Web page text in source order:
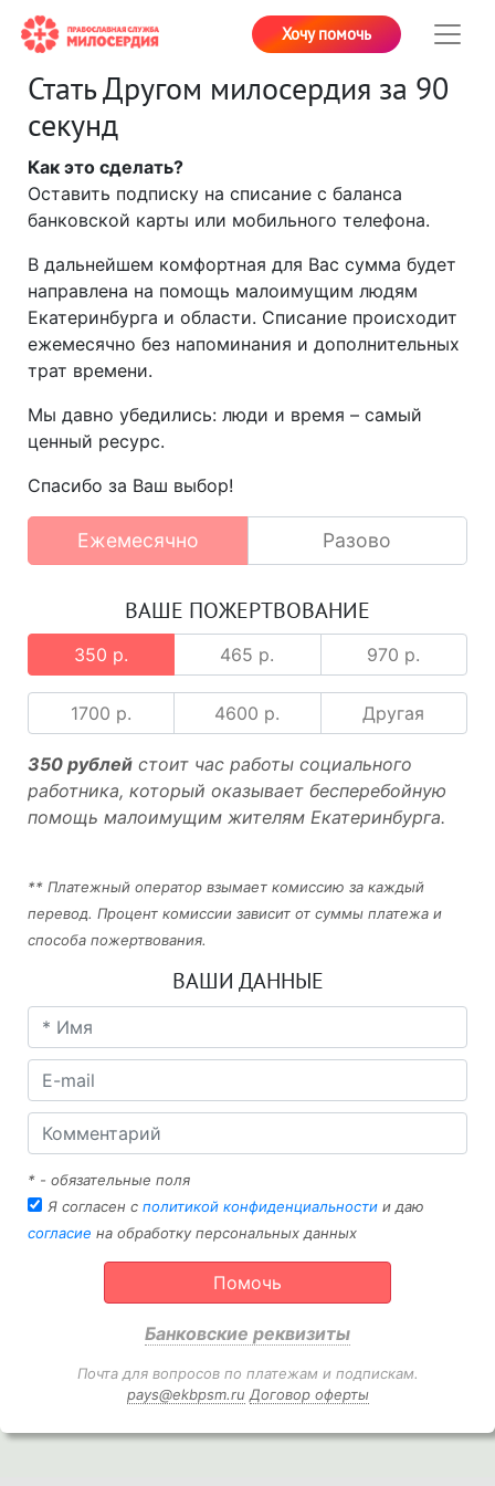
Хочу помочь
Стать Другом милосердия за 90
секунд
Как это сделать?
Оставить подписку на списание с баланса
банковской карты или мобильного телефона.
В дальнейшем комфортная для Вас сумма будет
направлена на помощь малоимущим людям
Екатеринбурга и области. Списание происходит
ежемесячно без напоминания и дополнительных
трат времени.
Мы давно убедились: люди и время – самый
ценный ресурс.
Спасибо за Ваш выбор!
Ежемесячно Разово
ВАШЕ ПОЖЕРТВОВАНИЕ
350 р. 465 р. 970 р.
1700 р. 4600 р. Другая
350 рублей стоит час работы социального
работника, который оказывает бесперебойную
помощь малоимущим жителям Екатеринбурга.
** Платежный оператор взымает комиссию за каждый
перевод. Процент комиссии зависит от суммы платежа и
способа пожертвования.
ВАШИ ДАННЫЕ
* - обязательные поля
Я согласен с политикой конфиденциальности и даю
согласие на обработку персональных данных
Помочь
Банковские реквизиты
Почта для вопросов по платежам и подпискам.
pays@ekbpsm.ru Договор оферты